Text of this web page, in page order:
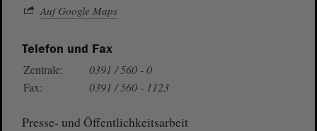
Auf Google Maps
Telefon und Fax
Zentrale:
0391 / 560 - 0
Fax:
0391 / 560 - 1123
Presse- und Öffentlichkeitsarbeit